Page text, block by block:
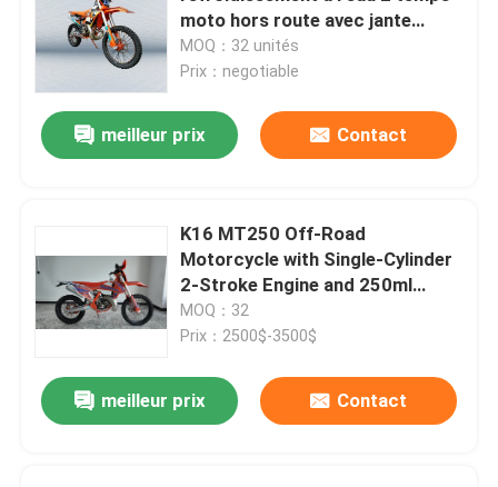
moto hors route avec jante
EXCEL
MOQ：32 unités
Prix：negotiable
meilleur prix Contact
K16 MT250 Off-Road
Motorcycle with Single-Cylinder
2-Stroke Engine and 250ml
Displacement
MOQ：32
Prix：2500$-3500$
meilleur prix Contact